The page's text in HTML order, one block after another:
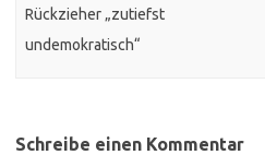
Rückzieher „zutiefst
undemokratisch“
Schreibe einen Kommentar